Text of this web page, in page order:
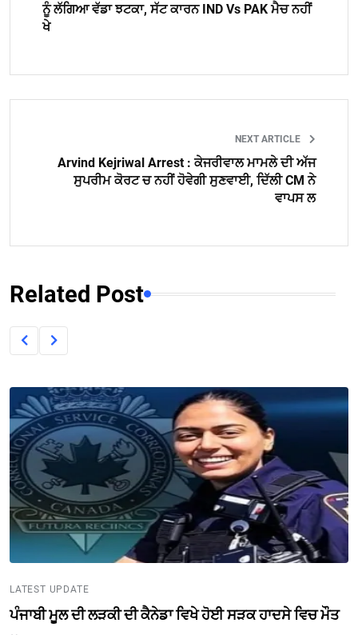
ਨੂੰ ਲੱਗਿਆ ਵੱਡਾ ਝਟਕਾ, ਸੱਟ ਕਾਰਨ IND Vs PAK ਮੈਚ ਨਹੀਂ
ਖੇ
NEXT ARTICLE
Arvind Kejriwal Arrest : ਕੇਜਰੀਵਾਲ ਮਾਮਲੇ ਦੀ ਅੱਜ
ਸੁਪਰੀਮ ਕੋਰਟ ਚ ਨਹੀਂ ਹੋਵੇਗੀ ਸੁਣਵਾਈ, ਦਿੱਲੀ CM ਨੇ
ਵਾਪਸ ਲ
Related Post
LATEST UPDATE
ਪੰਜਾਬੀ ਮੂਲ ਦੀ ਲੜਕੀ ਦੀ ਕੈਨੇਡਾ ਵਿਖੇ ਹੋਈ ਸੜਕ ਹਾਦਸੇ ਵਿਚ ਮੌਤ